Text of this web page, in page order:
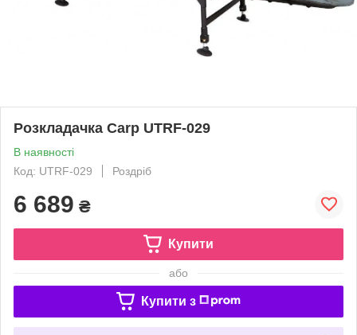
Розкладачка Carp UTRF-029
В наявності
Код: UTRF-029
Роздріб
6 689 ₴
Купити
або
Купити з